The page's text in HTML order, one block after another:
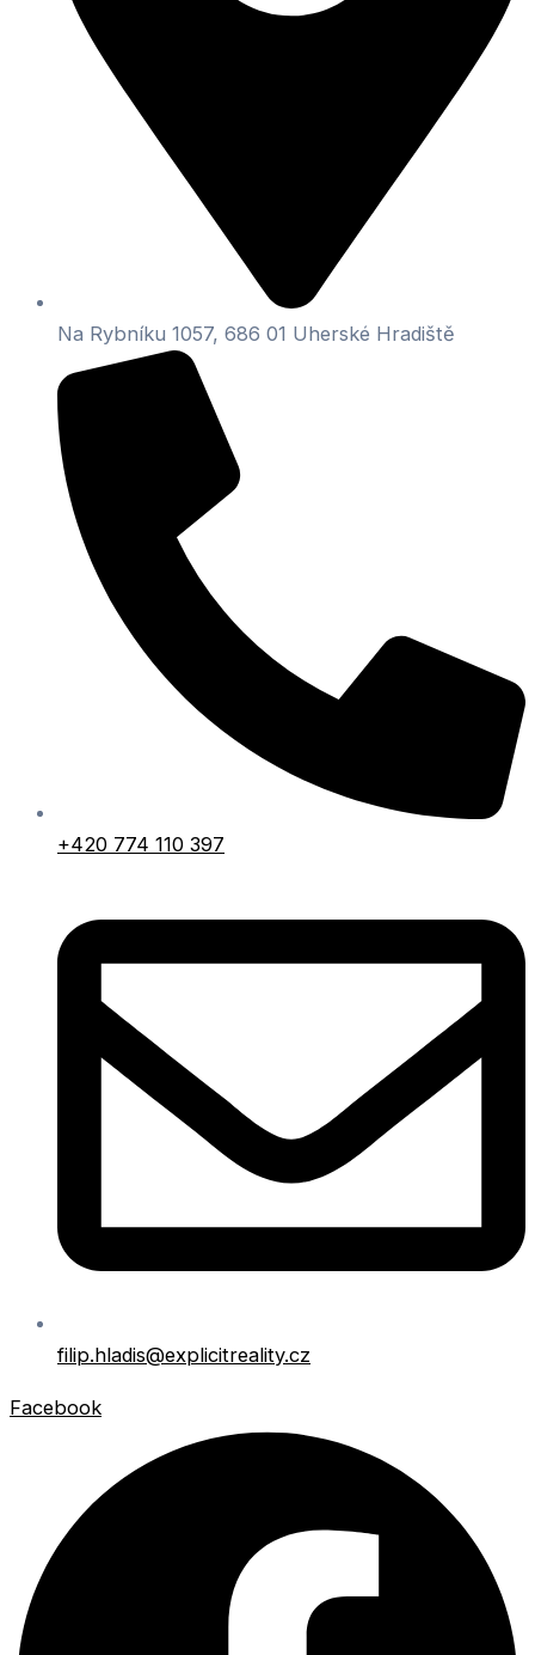
Na Rybníku 1057, 686 01 Uherské Hradiště
+420 774 110 397
filip.hladis@explicitreality.cz
Facebook